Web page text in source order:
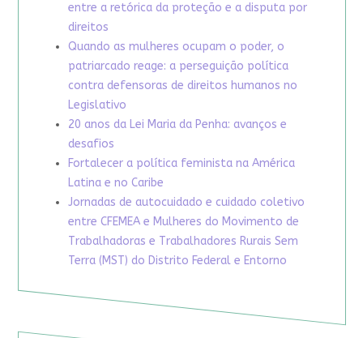
entre a retórica da proteção e a disputa por
direitos
Quando as mulheres ocupam o poder, o
patriarcado reage: a perseguição política
contra defensoras de direitos humanos no
Legislativo
20 anos da Lei Maria da Penha: avanços e
desafios
Fortalecer a política feminista na América
Latina e no Caribe
Jornadas de autocuidado e cuidado coletivo
entre CFEMEA e Mulheres do Movimento de
Trabalhadoras e Trabalhadores Rurais Sem
Terra (MST) do Distrito Federal e Entorno